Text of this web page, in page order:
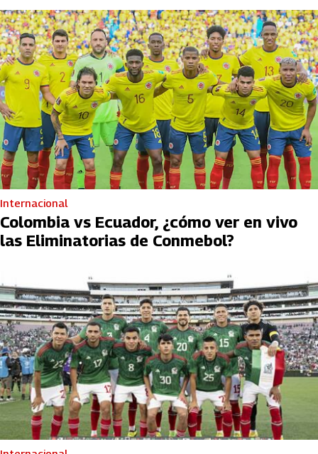
Internacional
Colombia vs Ecuador, ¿cómo ver en vivo
las Eliminatorias de Conmebol?